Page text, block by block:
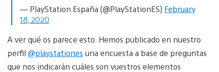
— PlayStation España (@PlayStationES) February
18, 2020
A ver qué os parece esto. Hemos publicado en nuestro
perfil @playstationes una encuesta a base de preguntas
que nos indicarán cuáles son vuestros elementos